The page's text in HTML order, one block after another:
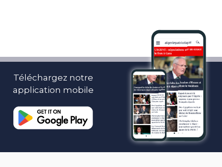
Téléchargez notre
application mobile